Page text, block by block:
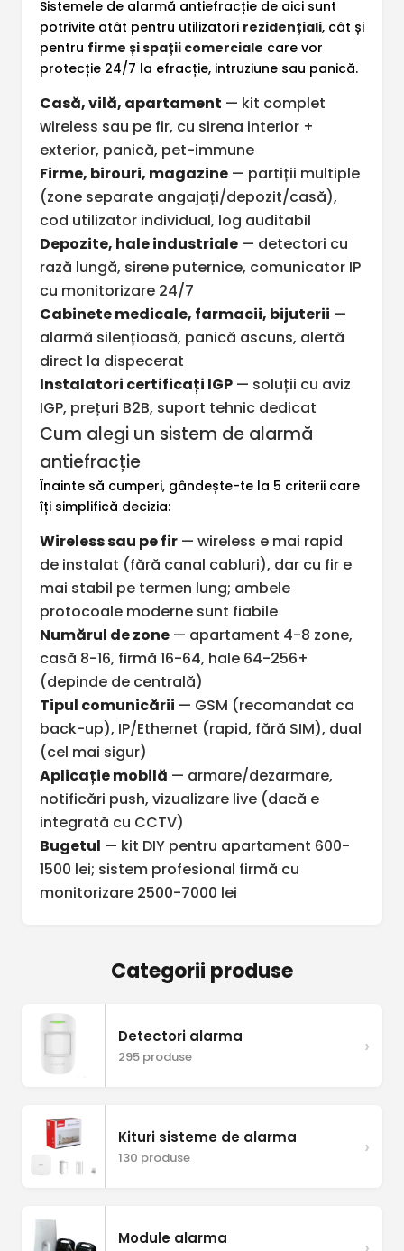
Sistemele de alarmă antiefracție de aici sunt
potrivite atât pentru utilizatori rezidențiali, cât și
pentru firme și spații comerciale care vor
protecție 24/7 la efracție, intruziune sau panică.
Casă, vilă, apartament — kit complet
wireless sau pe fir, cu sirena interior +
exterior, panică, pet-immune
Firme, birouri, magazine— partiții multiple
(zone separate angajați/depozit/casă),
cod utilizator individual, log auditabil
Depozite, hale industriale— detectori cu
rază lungă, sirene puternice, comunicator IP
cu monitorizare 24/7
Cabinete medicale, farmacii, bijuterii —
alarmă silențioasă, panică ascuns, alertă
direct la dispecerat
Instalatori certificați IGP— soluții cu aviz
IGP, prețuri B2B, suport tehnic dedicat
Cum alegi un sistem de alarmă
antiefracție
Înainte să cumperi, gândește-te la 5 criterii care
îți simplifică decizia:
Wireless sau pe fir— wireless e mai rapid
de instalat (fără canal cabluri), dar cu fir e
mai stabil pe termen lung; ambele
protocoale moderne sunt fiabile
Numărul de zone— apartament 4-8 zone,
casă 8-16, firmă 16-64, hale 64-256+
(depinde de centrală)
Tipul comunicării — GSM (recomandat ca
back-up), IP/Ethernet (rapid, fără SIM), dual
(cel mai sigur)
Aplicație mobilă — armare/dezarmare,
notificări push, vizualizare live (dacă e
integrată cu CCTV)
Bugetul — kit DIY pentru apartament 600-
1500 lei; sistem profesional firmă cu
monitorizare 2500-7000 lei
Categorii produse
Detectori alarma
295 produse ›
Kituri sisteme de alarma
130 produse ›
Module alarma